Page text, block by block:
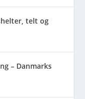
telt og
– Danmarks